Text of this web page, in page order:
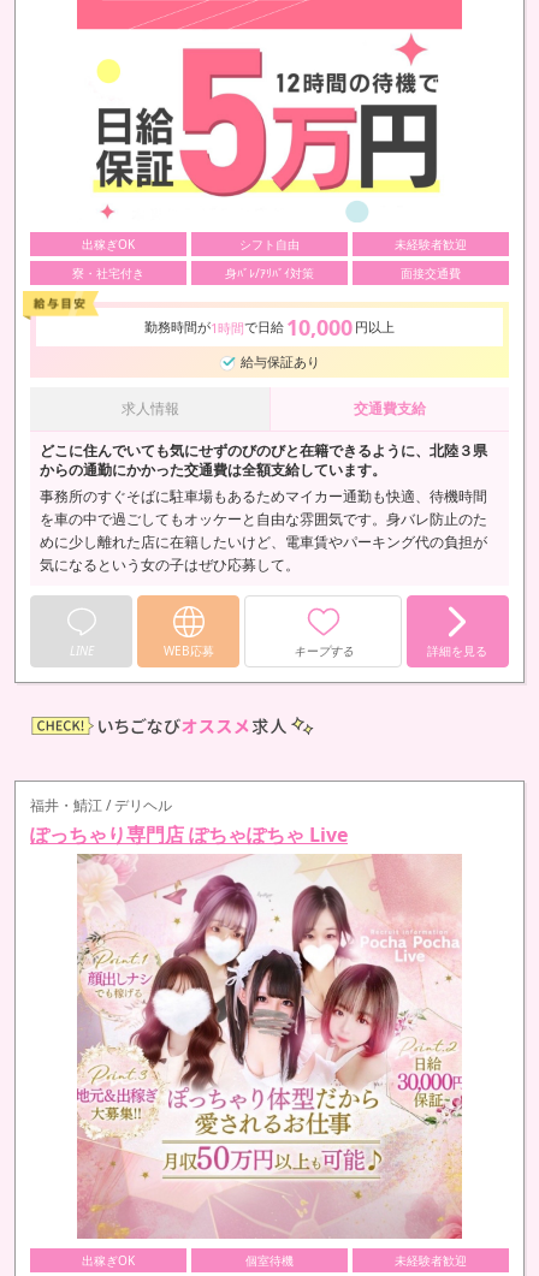
出稼ぎOK シフト自由
未経験者歓迎
寮・社宅付き
身ﾊﾞﾚ/ｱﾘﾊﾞｲ対策 面接交通費
勤務時間が1時間で日給 10,000 円以上
給与保証あり
求人情報 交通費支給
どこに住んでいても気にせずのびのびと在籍できるように、北陸３県
からの通勤にかかった交通費は全額支給しています。
事務所のすぐそばに駐車場もあるためマイカー通勤も快適、待機時間
を車の中で過ごしてもオッケーと自由な雰囲気です。身バレ防止のた
めに少し離れた店に在籍したいけど、電車賃やパーキング代の負担が
気になるという女の子はぜひ応募して。
LINE WEB応募 キープする 詳細を見る
福井・鯖江 / デリヘル
ぽっちゃり専門店 ぽちゃぽちゃ Live
出稼ぎOK 個室待機 未経験者歓迎